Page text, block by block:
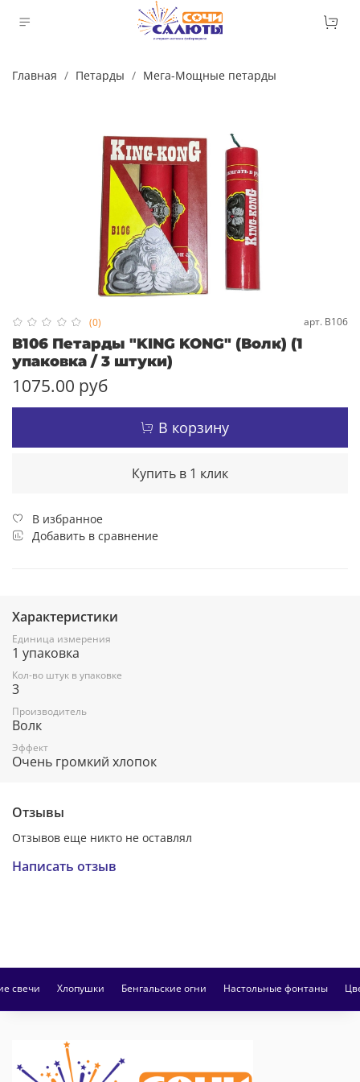
Главная Петарды Мега-Мощные петарды
(0) арт. В106
В106 Петарды "KING KONG" (Волк) (1
упаковка / 3 штуки)
1075.00 руб
В корзину
Купить в 1 клик
В избранное
Добавить в сравнение
Характеристики
Единица измерения
1 упаковка
Кол-во штук в упаковке
3
Производитель
Волк
Эффект
Очень громкий хлопок
Отзывы
Отзывов еще никто не оставлял
Написать отзыв
свечи Хлопушки Бенгальские огни Настольные фонтаны